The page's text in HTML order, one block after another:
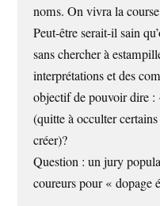
noms. On vivra la
Peut-être serait-il sain
sans chercher à
interprétations et des
objectif de pouvoir dire :
(quitte à occulter
créer)?
Question : un jury
coureurs pour « dopage